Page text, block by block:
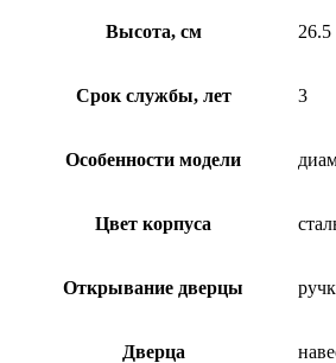
Высота, см 26.5
Срок службы, лет 3
Особенности модели
Цвет корпуса
Открывание дверцы
Дверца